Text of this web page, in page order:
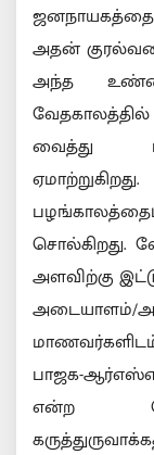
ஜனநாயகத்தை
அதன்
அந்த
வைத்து
சொல்கிறது.
அளவிற்கு
பாஜக-
என்ற